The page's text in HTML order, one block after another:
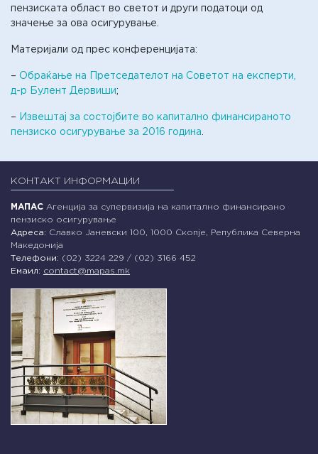
пензиската област во светот и други податоци од
значење за ова осигурување.
Материјали од прес конференцијата:
– Обраќање на Претседателот на Советот на експерти,
д-р Булент Дервиши;
–
Извештај за состојбите во капитално финансираното
пензиско осигурување за 2016 година
КОНТАКТ ИНФОРМАЦИИ
МАПАС Агенција за супервизија на капитално финансирано
пензиско осигурување
Адреса: Славко Јаневски 100, 1000 Скопје, Република Северна
Македонија
Телефони: (02) 3224 229 / (02) 3166 452
Емаил: contact@mapas.mk